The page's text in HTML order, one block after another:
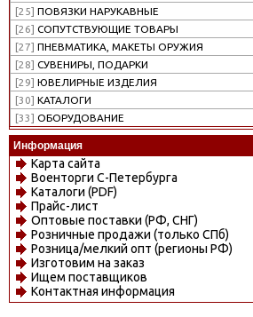
[25] ПОВЯЗКИ НАРУКАВНЫЕ
[26] СОПУТСТВУЮЩИЕ ТОВАРЫ
[27] ПНЕВМАТИКА, МАКЕТЫ ОРУЖИЯ
[28] СУВЕНИРЫ, ПОДАРКИ
[29] ЮВЕЛИРНЫЕ ИЗДЕЛИЯ
[30] КАТАЛОГИ
[33] ОБОРУДОВАНИЕ
Информация
Карта сайта
Военторги С-Петербурга
Каталоги (PDF)
Прайс-лист
Оптовые поставки (РФ, СНГ)
Розничные продажи (только СПб)
Розница/мелкий опт (регионы РФ)
Изготовим на заказ
Ищем поставщиков
Контактная информация